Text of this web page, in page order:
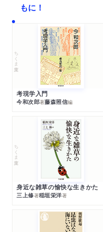
もに！
ちくま文庫
考現学入門
今和次郎著藤森照信編
ちくま文庫
身近な雑草の愉快な生きかた
三上修著稲垣栄洋著